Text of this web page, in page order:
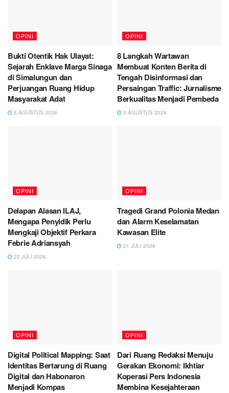
OPINI
Bukti Otentik Hak Ulayat:
Sejarah Enklave Marga Sinaga
di Simalungun dan
Perjuangan Ruang Hidup
Masyarakat Adat
8 AGUSTUS 2026
OPINI
8 Langkah Wartawan
Membuat Konten Berita di
Tengah Disinformasi dan
Persaingan Traffic: Jurnalisme
Berkualitas Menjadi Pembeda
3 AGUSTUS 2026
OPINI
Delapan Alasan ILAJ,
Mengapa Penyidik Perlu
Mengkaji Objektif Perkara
Febrie Adriansyah
22 JULI 2026
OPINI
Tragedi Grand Polonia Medan
dan Alarm Keselamatan
Kawasan Elite
21 JULI 2026
OPINI
Digital Political Mapping: Saat
Identitas Bertarung di Ruang
Digital dan Habonaron
Menjadi Kompas
OPINI
Dari Ruang Redaksi Menuju
Gerakan Ekonomi: Ikhtiar
Koperasi Pers Indonesia
Membina Kesejahteraan